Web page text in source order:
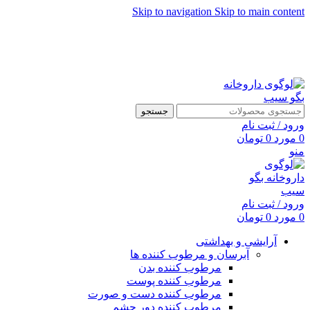
Skip to navigation Skip to main content
جستجو
ورود / ثبت نام
0 مورد 0 تومان
منو
ورود / ثبت نام
0 مورد 0 تومان
آرایشی و بهداشتی
آبرسان و مرطوب کننده ها
مرطوب کننده بدن
مرطوب کننده پوست
مرطوب کننده دست و صورت
مرطوب کننده دور چشم